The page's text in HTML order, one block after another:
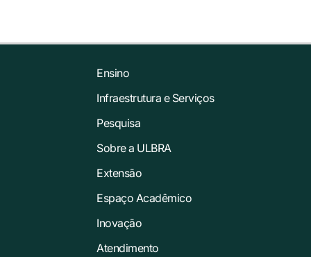
Ensino
Infraestrutura e Serviços
Pesquisa
Sobre a ULBRA
Extensão
Espaço Acadêmico
Inovação
Atendimento